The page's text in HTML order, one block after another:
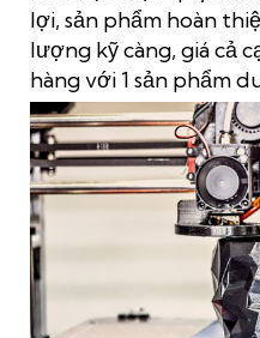
lợi, sản phẩm hoàn
lượng kỹ càng, giá cả
hàng với 1 sản phẩm